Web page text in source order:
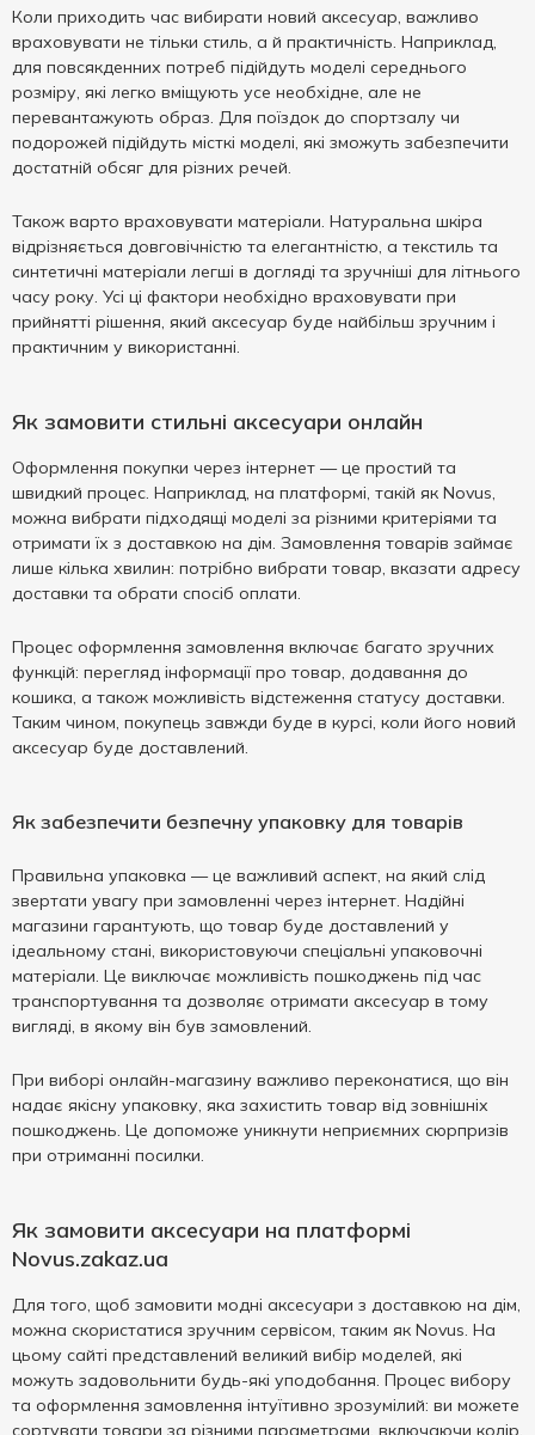
Коли приходить час вибирати новий аксесуар, важливо
враховувати не тільки стиль, а й практичність. Наприклад,
для повсякденних потреб підійдуть моделі середнього
розміру, які легко вміщують усе необхідне, але не
перевантажують образ. Для поїздок до спортзалу чи
подорожей підійдуть місткі моделі, які зможуть забезпечити
достатній обсяг для різних речей.
Також варто враховувати матеріали. Натуральна шкіра
відрізняється довговічністю та елегантністю, а текстиль та
синтетичні матеріали легші в догляді та зручніші для літнього
часу року. Усі ці фактори необхідно враховувати при
прийнятті рішення, який аксесуар буде найбільш зручним і
практичним у використанні.
Як замовити стильні аксесуари онлайн
Оформлення покупки через інтернет — це простий та
швидкий процес. Наприклад, на платформі, такій як Novus,
можна вибрати підходящі моделі за різними критеріями та
отримати їх з доставкою на дім. Замовлення товарів займає
лише кілька хвилин: потрібно вибрати товар, вказати адресу
доставки та обрати спосіб оплати.
Процес оформлення замовлення включає багато зручних
функцій: перегляд інформації про товар, додавання до
кошика, а також можливість відстеження статусу доставки.
Таким чином, покупець завжди буде в курсі, коли його новий
аксесуар буде доставлений.
Як забезпечити безпечну упаковку для товарів
Правильна упаковка — це важливий аспект, на який слід
звертати увагу при замовленні через інтернет. Надійні
магазини гарантують, що товар буде доставлений у
ідеальному стані, використовуючи спеціальні упаковочні
матеріали. Це виключає можливість пошкоджень під час
транспортування та дозволяє отримати аксесуар в тому
вигляді, в якому він був замовлений.
При виборі онлайн-магазину важливо переконатися, що він
надає якісну упаковку, яка захистить товар від зовнішніх
пошкоджень. Це допоможе уникнути неприємних сюрпризів
при отриманні посилки.
Як замовити аксесуари на платформі
Novus.zakaz.ua
Для того, щоб замовити модні аксесуари з доставкою на дім,
можна скористатися зручним сервісом, таким як Novus. На
цьому сайті представлений великий вибір моделей, які
можуть задовольнити будь-які уподобання. Процес вибору
та оформлення замовлення інтуїтивно зрозумілий: ви можете
сортувати товари за різними параметрами, включаючи колір,